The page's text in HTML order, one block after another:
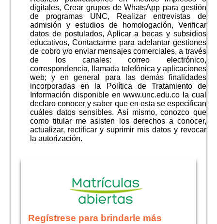
digitales, Crear grupos de WhatsApp para gestión
de programas UNC, Realizar entrevistas de
admisión y estudios de homologación, Verificar
datos de postulados, Aplicar a becas y subsidios
educativos, Contactarme para adelantar gestiones
de cobro y/o enviar mensajes comerciales, a través
de los canales: correo electrónico,
correspondencia, llamada telefónica y aplicaciones
web; y en general para las demás finalidades
incorporadas en la Política de Tratamiento de
Información disponible en www.unc.edu.co la cual
declaro conocer y saber que en esta se especifican
cuáles datos sensibles. Así mismo, conozco que
como titular me asisten los derechos a conocer,
actualizar, rectificar y suprimir mis datos y revocar
la autorización.
Regístrese para brindarle más